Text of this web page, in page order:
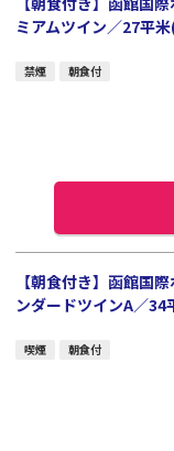
ミアムツイン／27平
禁煙 朝食付
【朝食付き】函館国
ンダードツインA／
喫煙 朝食付